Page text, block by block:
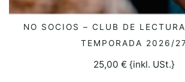
SELECCIONAR OPCIONES
NO SOCIOS – CLUB DE
TEMPORADA 2026/27
25,00 € {inkl. USt.}